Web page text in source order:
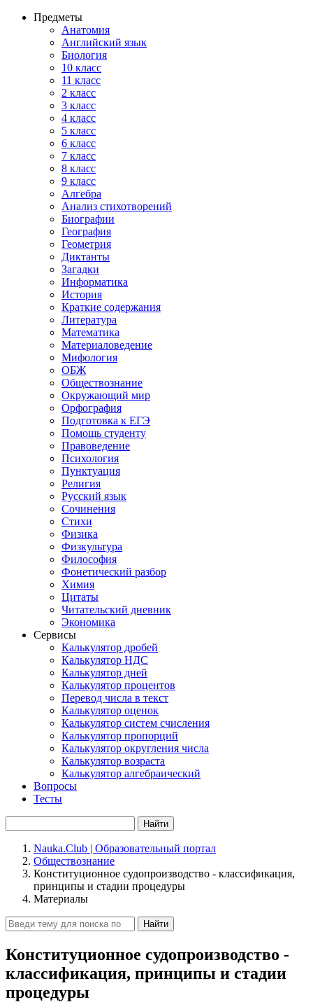
Предметы
Анатомия
Английский язык
Биология
10 класс
11 класс
2 класс
3 класс
4 класс
5 класс
6 класс
7 класс
8 класс
9 класс
Алгебра
Анализ стихотворений
Биографии
География
Геометрия
Диктанты
Загадки
Информатика
История
Краткие содержания
Литература
Математика
Материаловедение
Мифология
ОБЖ
Обществознание
Окружающий мир
Орфография
Подготовка к ЕГЭ
Помощь студенту
Правоведение
Психология
Пунктуация
Религия
Русский язык
Сочинения
Стихи
Физика
Физкультура
Философия
Фонетический разбор
Химия
Цитаты
Читательский дневник
Экономика
Сервисы
Калькулятор дробей
Калькулятор НДС
Калькулятор дней
Калькулятор процентов
Перевод числа в текст
Калькулятор оценок
Калькулятор систем счисления
Калькулятор пропорций
Калькулятор округления числа
Калькулятор возраста
Калькулятор алгебраический
Вопросы
Тесты
Найти
Nauka.Club | Образовательный портал
Обществознание
Конституционное судопроизводство - классификация,
принципы и стадии процедуры
Материалы
Найти
Конституционное судопроизводство -
классификация, принципы и стадии
процедуры